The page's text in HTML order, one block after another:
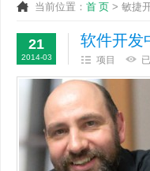
当前位置： 首 页 > 敏捷
21
2014-03
软件开发
项目